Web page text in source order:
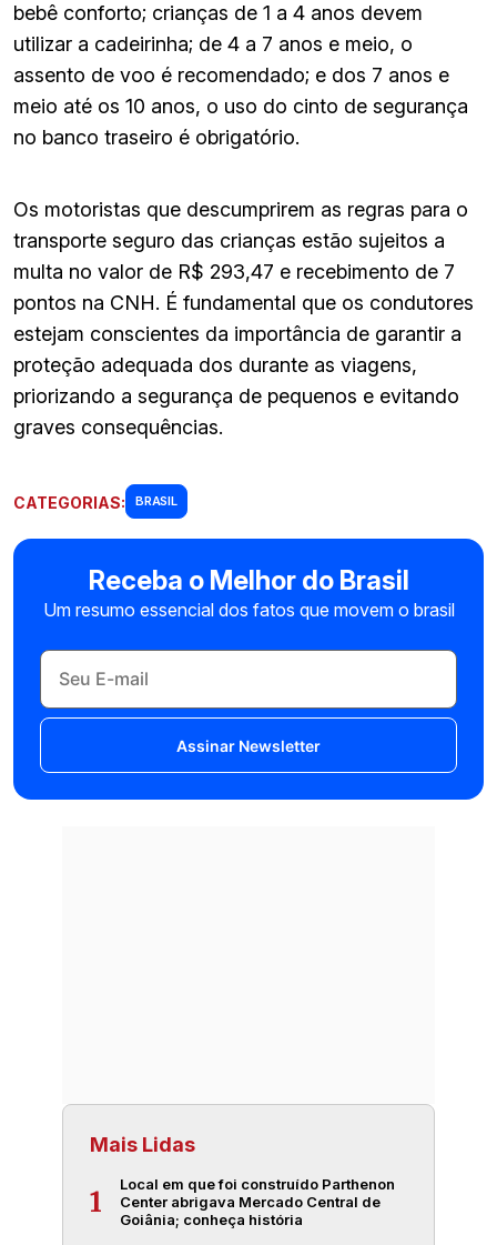
bebê conforto; crianças de 1 a 4 anos devem
utilizar a cadeirinha; de 4 a 7 anos e meio, o
assento de voo é recomendado; e dos 7 anos e
meio até os 10 anos, o uso do cinto de segurança
no banco traseiro é obrigatório.
Os motoristas que descumprirem as regras para o
transporte seguro das crianças estão sujeitos a
multa no valor de R$ 293,47 e recebimento de 7
pontos na CNH. É fundamental que os condutores
estejam conscientes da importância de garantir a
proteção adequada dos durante as viagens,
priorizando a segurança de pequenos e evitando
graves consequências.
CATEGORIAS: BRASIL
Receba o Melhor do Brasil
Um resumo essencial dos fatos que movem o brasil
Assinar Newsletter
Mais Lidas
1
Local em que foi construído Parthenon
Center abrigava Mercado Central de
Goiânia; conheça história